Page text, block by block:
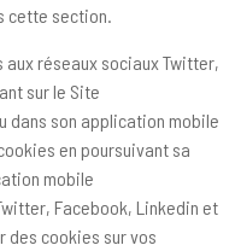
cette section.
réseaux sociaux Twitter,
sur le Site
dans son application mobile
en poursuivant sa
mobile
Facebook, Linkedin et
des cookies sur vos